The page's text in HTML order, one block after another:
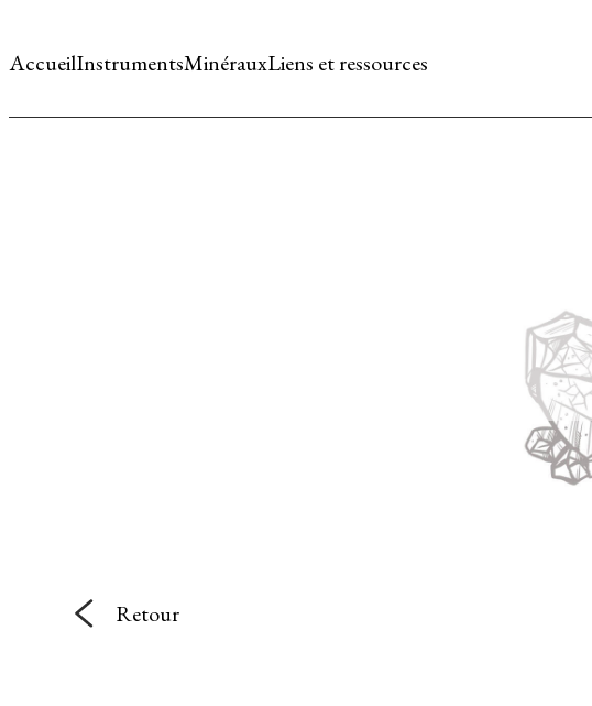
AccueilInstrumentsMinérauxLiens et ressources
Retour